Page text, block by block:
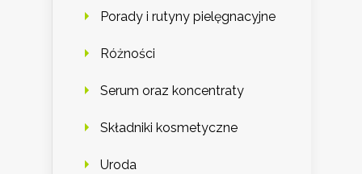
Porady i rutyny pielęgnacyjne
Różności
Serum oraz koncentraty
Składniki kosmetyczne
Uroda